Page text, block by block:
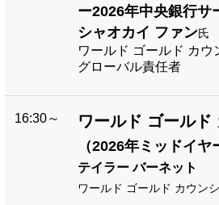
ー2026年中央銀行サ
シャオカイ ファン氏
ワールド ゴールド カ
グローバル責任者
16:30～ ワールド ゴールド
（2026年ミッドイヤ
テイラー バーネット
ワールド ゴールド カウン